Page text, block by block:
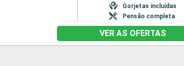
Gorjetas incluídas
Pensão completa
VER AS OFERTAS